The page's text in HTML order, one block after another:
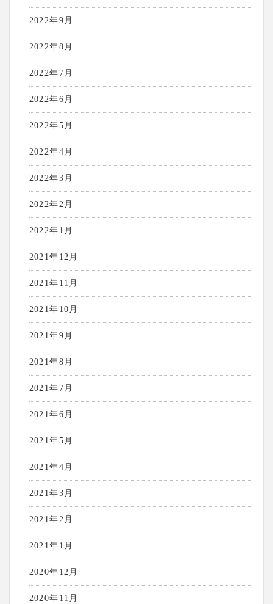
2022年9月
2022年8月
2022年7月
2022年6月
2022年5月
2022年4月
2022年3月
2022年2月
2022年1月
2021年12月
2021年11月
2021年10月
2021年9月
2021年8月
2021年7月
2021年6月
2021年5月
2021年4月
2021年3月
2021年2月
2021年1月
2020年12月
2020年11月